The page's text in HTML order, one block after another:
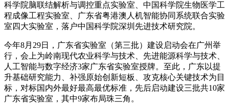
科学院脑联结解析与调控重点实验室、中国科学院生物医学工
程成像工程实验室、广东省粤港澳人机智能协同系统联合实验
室四大实验室，落户中国科学院深圳先进技术研究院。
今年8月29日，广东省实验室（第三批）建设启动会在广州举
行，会上为岭南现代农业科学与技术、先进能源科学与技术、
人工智能与数字经济3家广东省实验室授牌。至此，广东以提
升基础研究能力、补强原始创新短板、攻克核心关键技术为目
标，对标国内外最好最高最优标准，先后启动建设三批共10家
广东省实验室，其中9家布局珠三角。